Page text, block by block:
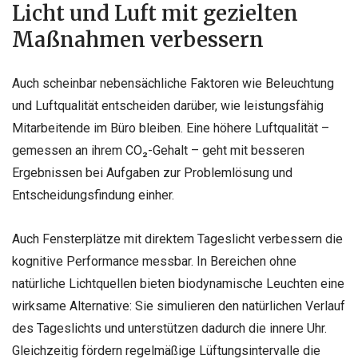
Licht und Luft mit gezielten
Maßnahmen verbessern
Auch scheinbar nebensächliche Faktoren wie Beleuchtung
und Luftqualität entscheiden darüber, wie leistungsfähig
Mitarbeitende im Büro bleiben. Eine höhere Luftqualität –
gemessen an ihrem CO₂-Gehalt – geht mit besseren
Ergebnissen bei Aufgaben zur Problemlösung und
Entscheidungsfindung einher.
Auch Fensterplätze mit direktem Tageslicht verbessern die
kognitive Performance messbar. In Bereichen ohne
natürliche Lichtquellen bieten biodynamische Leuchten eine
wirksame Alternative: Sie simulieren den natürlichen Verlauf
des Tageslichts und unterstützen dadurch die innere Uhr.
Gleichzeitig fördern regelmäßige Lüftungsintervalle die